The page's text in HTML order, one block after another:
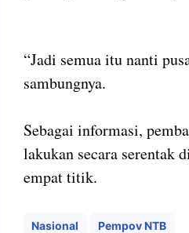
“Jadi semua itu nanti
sambungnya.
Sebagai informasi,
lakukan secara serentak
empat titik.
Nasional Pempov NTB